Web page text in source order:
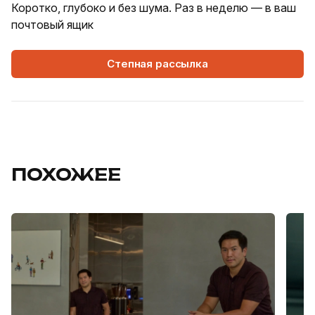
Коротко, глубоко и без шума. Раз в неделю — в ваш
почтовый ящик
Степная рассылка
ПОХОЖЕЕ